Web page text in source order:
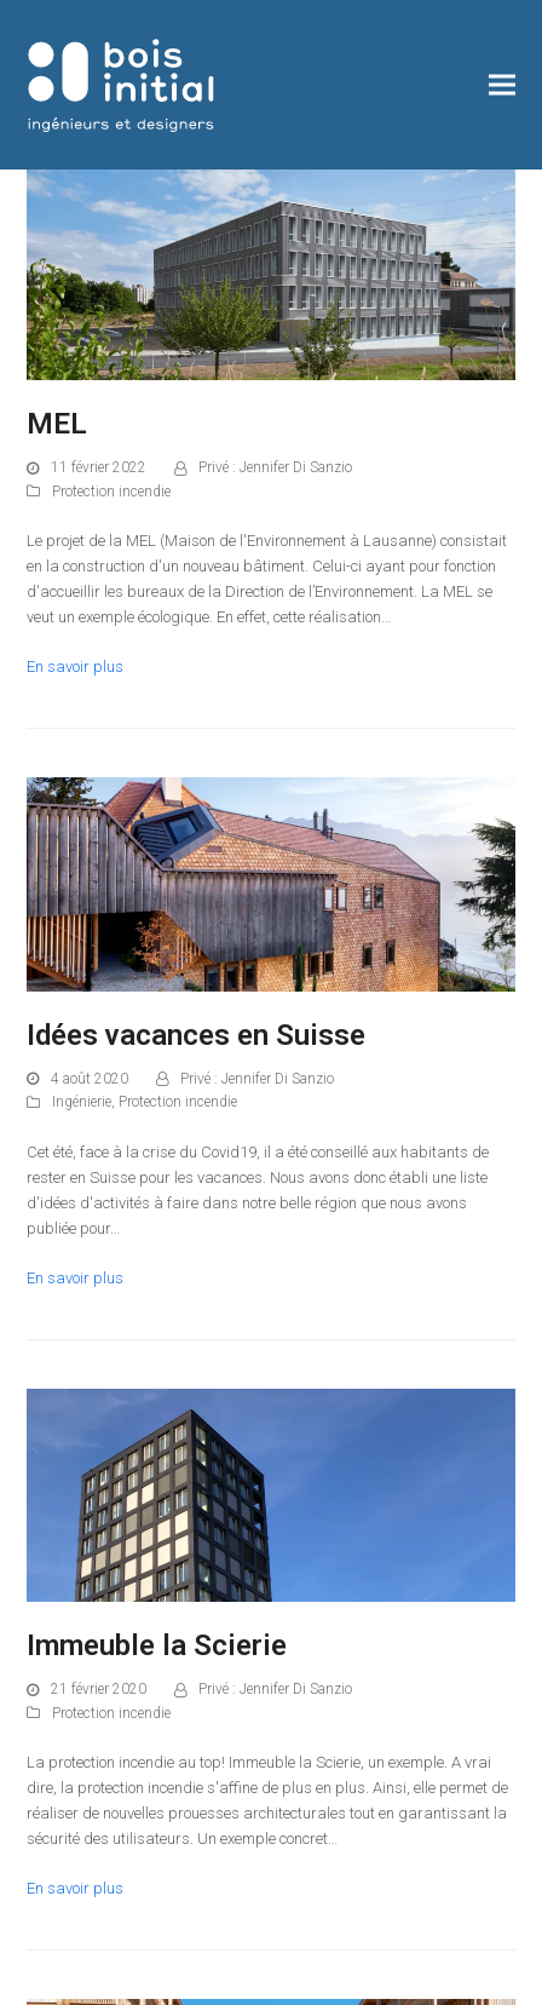
MEL
11 février 2022
Privé : Jennifer Di Sanzio
Protection incendie
Le projet de la MEL (Maison de l'Environnement à Lausanne) consistait
en la construction d'un nouveau bâtiment. Celui-ci ayant pour fonction
d'accueillir les bureaux de la Direction de l’Environnement. La MEL se
veut un exemple écologique. En effet, cette réalisation…
En savoir plus
Idées vacances en Suisse
4 août 2020
Privé : Jennifer Di Sanzio
Ingénierie, Protection incendie
Cet été, face à la crise du Covid19, il a été conseillé aux habitants de
rester en Suisse pour les vacances. Nous avons donc établi une liste
d'idées d'activités à faire dans notre belle région que nous avons
publiée pour…
En savoir plus
Immeuble la Scierie
21 février 2020
Privé : Jennifer Di Sanzio
Protection incendie
La protection incendie au top! Immeuble la Scierie, un exemple. A vrai
dire, la protection incendie s'affine de plus en plus. Ainsi, elle permet de
réaliser de nouvelles prouesses architecturales tout en garantissant la
sécurité des utilisateurs. Un exemple concret…
En savoir plus